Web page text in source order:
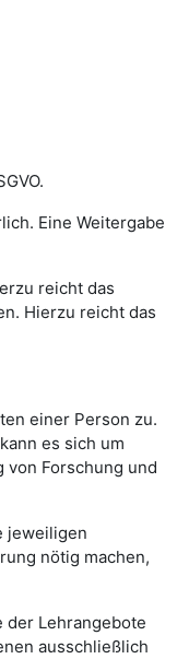
Eine Weitergabe
reicht das
Hierzu reicht das
einer Person zu.
es sich um
Forschung und
jeweiligen
nötig machen,
Lehrangebote
ausschließlich